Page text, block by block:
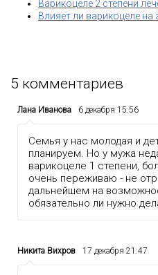
Варикоцеле 2 степени
Влияет ли варикоцеле на
5 комментариев
Лана Иванова 6 декабря 15:56
Семья у нас молодая и
планируем. Но у мужа
варикоцеле 1 степени,
очень переживаю - не
дальнейшем на
обязательно ли нужно
Никита Вихров 17 декабря 21:47